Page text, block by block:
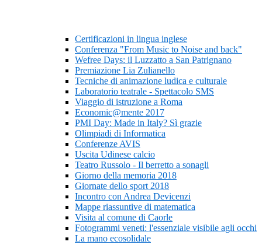
Certificazioni in lingua inglese
Conferenza "From Music to Noise and back"
Wefree Days: il Luzzatto a San Patrignano
Premiazione Lia Zulianello
Tecniche di animazione ludica e culturale
Laboratorio teatrale - Spettacolo SMS
Viaggio di istruzione a Roma
Economic@mente 2017
PMI Day: Made in Italy? Sì grazie
Olimpiadi di Informatica
Conferenze AVIS
Uscita Udinese calcio
Teatro Russolo - Il berretto a sonagli
Giorno della memoria 2018
Giornate dello sport 2018
Incontro con Andrea Devicenzi
Mappe riassuntive di matematica
Visita al comune di Caorle
Fotogrammi veneti: l'essenziale visibile agli occhi
La mano ecosolidale